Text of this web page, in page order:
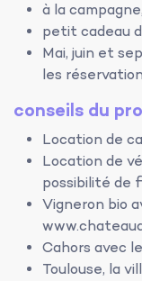
à la
petit cadeau
Mai, juin et
les
conseils du
Location de
Location de
possibilité de
Vigneron bio
Cahors avec
Toulouse, la